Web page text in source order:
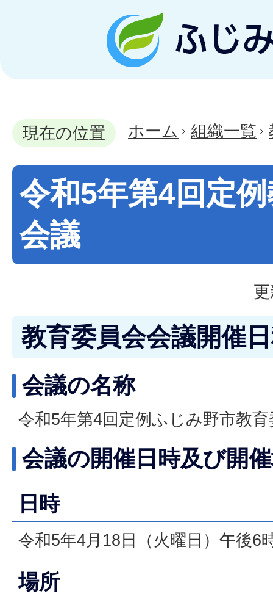
現在の位置 ホーム 組織一覧
令和5年第4回定
会議
教育委員会会議開催
会議の名称
令和5年第4回定例ふじみ野市教
会議の開催日時及び開
日時
令和5年4月18日（火曜日）午後6
場所